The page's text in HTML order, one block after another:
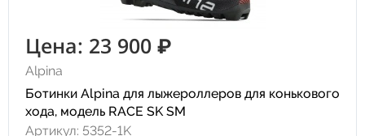
Цена: 23 900 ₽
Alpina
Ботинки Alpina для лыжероллеров для конькового
хода, модель RACE SK SM
Артикул: 5352-1K